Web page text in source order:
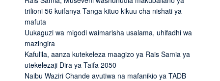
trilioni 56 kuifanya Tanga kituo kikuu cha nishati ya
mafuta
Uukaguzi wa migodi waimarisha usalama, uhifadhi wa
mazingira
Kafulila, aanza kutekeleza maagizo ya Rais Samia ya
utekelezaji Dira ya Taifa 2050
Naibu Waziri Chande avutiwa na mafanikio ya TADB